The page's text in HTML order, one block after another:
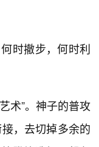
时撤步，何时利
术”。神子的普攻
，去切掉多余的